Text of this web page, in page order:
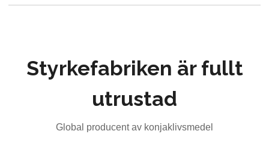
Styrkefabriken är fullt
utrustad
Global producent av konjaklivsmedel